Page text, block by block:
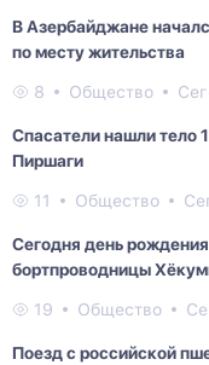
В Азербайджане
по месту жительства
8 Общество
Спасатели нашли тело
Пиршаги
11 Общество
Сегодня день
бортпроводницы
19 Общество
Поезд с российской